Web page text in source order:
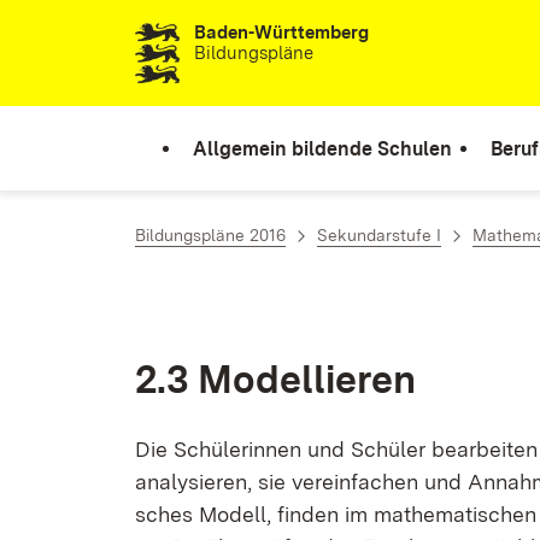
Zum Inhalt springenBaden-Württemberg
Bildungspläne
Allgemein bildende Schulen
Bildungspläne 2016 Sekundarstufe I
2.3 Mo­del­lie­ren
Die Schü­le­rin­nen und Schü­ler
ana­ly­sie­ren, sie ver­ein­fa­chen und
sches Mo­dell, fin­den im